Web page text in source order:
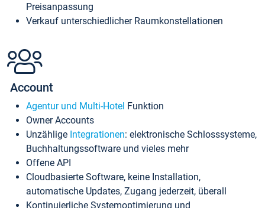
Preisanpassung
Verkauf unterschiedlicher Raumkonstellationen
Account
Agentur und Multi-Hotel Funktion
Owner Accounts
Unzählige Integrationen: elektronische Schlosssysteme,
Buchhaltungssoftware und vieles mehr
Offene API
Cloudbasierte Software, keine Installation,
automatische Updates, Zugang jederzeit, überall
Kontinuierliche Systemoptimierung und